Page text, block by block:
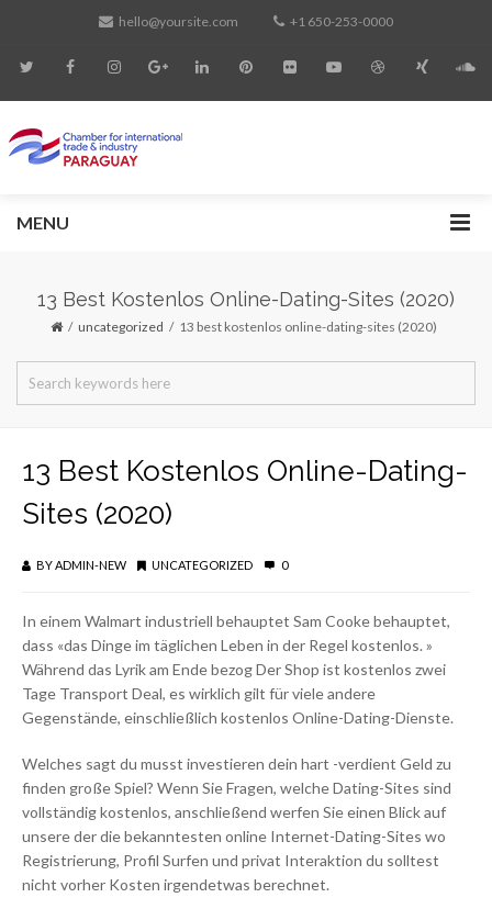
hello@yoursite.com +1 650-253-0000
MENU
13 Best Kostenlos Online-Dating-Sites (2020)
uncategorized 13 best kostenlos online-dating-sites (2020)
13 Best Kostenlos Online-Dating-
Sites (2020)
BYADMIN-NEW UNCATEGORIZED 0
In einem Walmart industriell behauptet Sam Cooke behauptet,
dass «das Dinge im täglichen Leben in der Regel kostenlos. »
Während das Lyrik am Ende bezog Der Shop ist kostenlos zwei
Tage Transport Deal, es wirklich gilt für viele andere
Gegenstände, einschließlich kostenlos Online-Dating-Dienste.
Welches sagt du musst investieren dein hart -verdient Geld zu
finden große Spiel? Wenn Sie Fragen, welche Dating-Sites sind
vollständig kostenlos, anschließend werfen Sie einen Blick auf
unsere der die bekanntesten online Internet-Dating-Sites wo
Registrierung, Profil Surfen und privat Interaktion du solltest
nicht vorher Kosten irgendetwas berechnet.